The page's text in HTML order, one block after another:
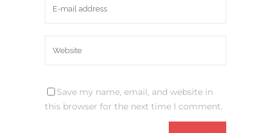
Save my name, email, and website in
this browser for the next time I comment.